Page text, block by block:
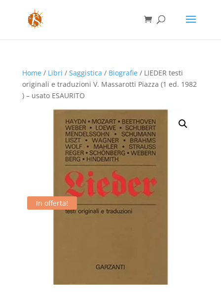
Home/ Libri / Saggistica / Biografie/ LIEDER testi
originali e traduzioni V. Massarotti Piazza (1 ed. 1982
) – usato ESAURITO
In offerta!